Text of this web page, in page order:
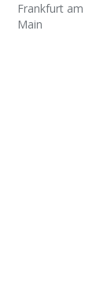
Frankfurt am
Main